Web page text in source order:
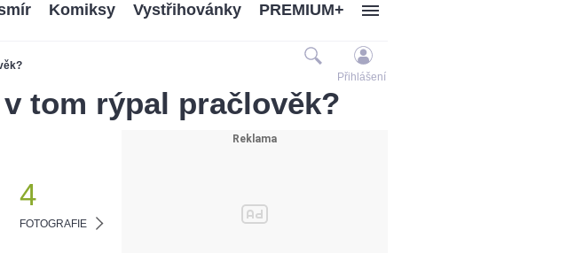
Komiksy Vystřihovánky PREMIUM+
Přihlášení
tom rýpal pračlověk?
4
FOTOGRAFIE